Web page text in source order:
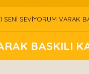
SENİ SEVİYORUM VARAK
BASKILI